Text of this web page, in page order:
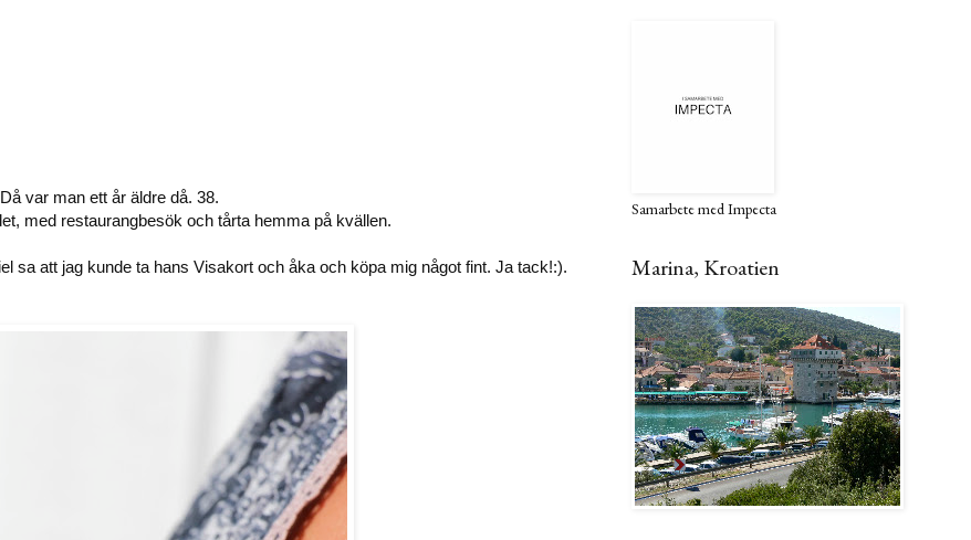
Då var man ett år äldre då. 38.
med restaurangbesök och tårta hemma på kvällen.
sa att jag kunde ta hans Visakort och åka och köpa mig något fint. Ja tack!:).
Samarbete med Impecta
Marina, Kroatien